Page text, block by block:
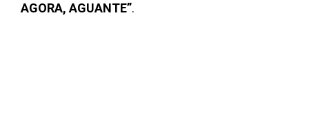
AGORA, AGUANTE”.